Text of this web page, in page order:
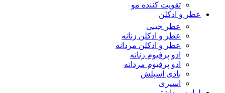
تقویت کننده مو
عطر و ادکلن
عطر جیبی
عطر و ادکلن زنانه
عطر و ادکلن مردانه
ادو پرفیوم زنانه
ادو پرفیوم مردانه
بادی اسپلش
اسپری